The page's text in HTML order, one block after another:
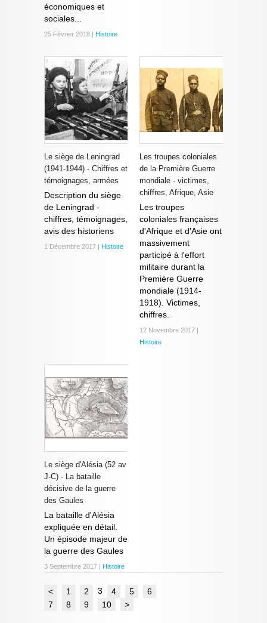
économiques et
sociales...
25 Février 2018 | Histoire
Le siège de Leningrad
(1941-1944) - Chiffres et
témoignages, armées
Description du siège
de Leningrad -
chiffres, témoignages,
avis des historiens
1 Décembre 2017 | Histoire
Les troupes coloniales
de la Première Guerre
mondiale - victimes,
chiffres, Afrique, Asie
Les troupes
coloniales françaises
d'Afrique et d'Asie ont
massivement
participé à l'effort
militaire durant la
Première Guerre
mondiale (1914-
1918). Victimes,
chiffres.
12 Novembre 2017 |
Histoire
Le siège d'Alésia (52 av
J-C) - La bataille
décisive de la guerre
des Gaules
La bataille d'Alésia
expliquée en détail.
Un épisode majeur de
la guerre des Gaules
3 Septembre 2017 | Histoire
< 1 2 3 4 5
6
7
8 9 10 >